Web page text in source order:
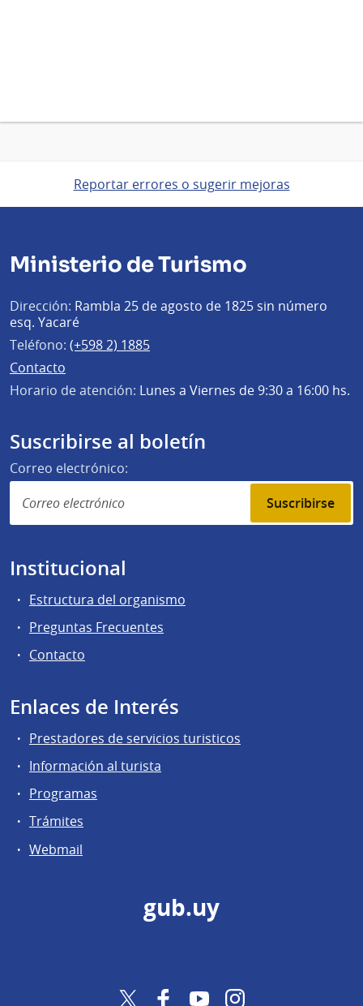
Reportar errores o sugerir mejoras
Ministerio de Turismo
Dirección: Rambla 25 de agosto de 1825 sin número
esq. Yacaré
Teléfono: (+598 2) 1885
Contacto
Horario de atención: Lunes a Viernes de 9:30 a 16:00 hs.
Suscribirse al boletín
Correo electrónico:
Suscribirse
Institucional
Estructura del organismo
Preguntas Frecuentes
Contacto
Enlaces de Interés
Prestadores de servicios turisticos
Información al turista
Programas
Trámites
Webmail
gub.uy
Twitter FacebookYouTubeInstagram